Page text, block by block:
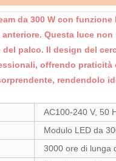
da 300 W con
Questa luce
palco. Il design del
offrendo
rendendolo
AC100-240 V, 50
Modulo LED da
3000 ore di lunga